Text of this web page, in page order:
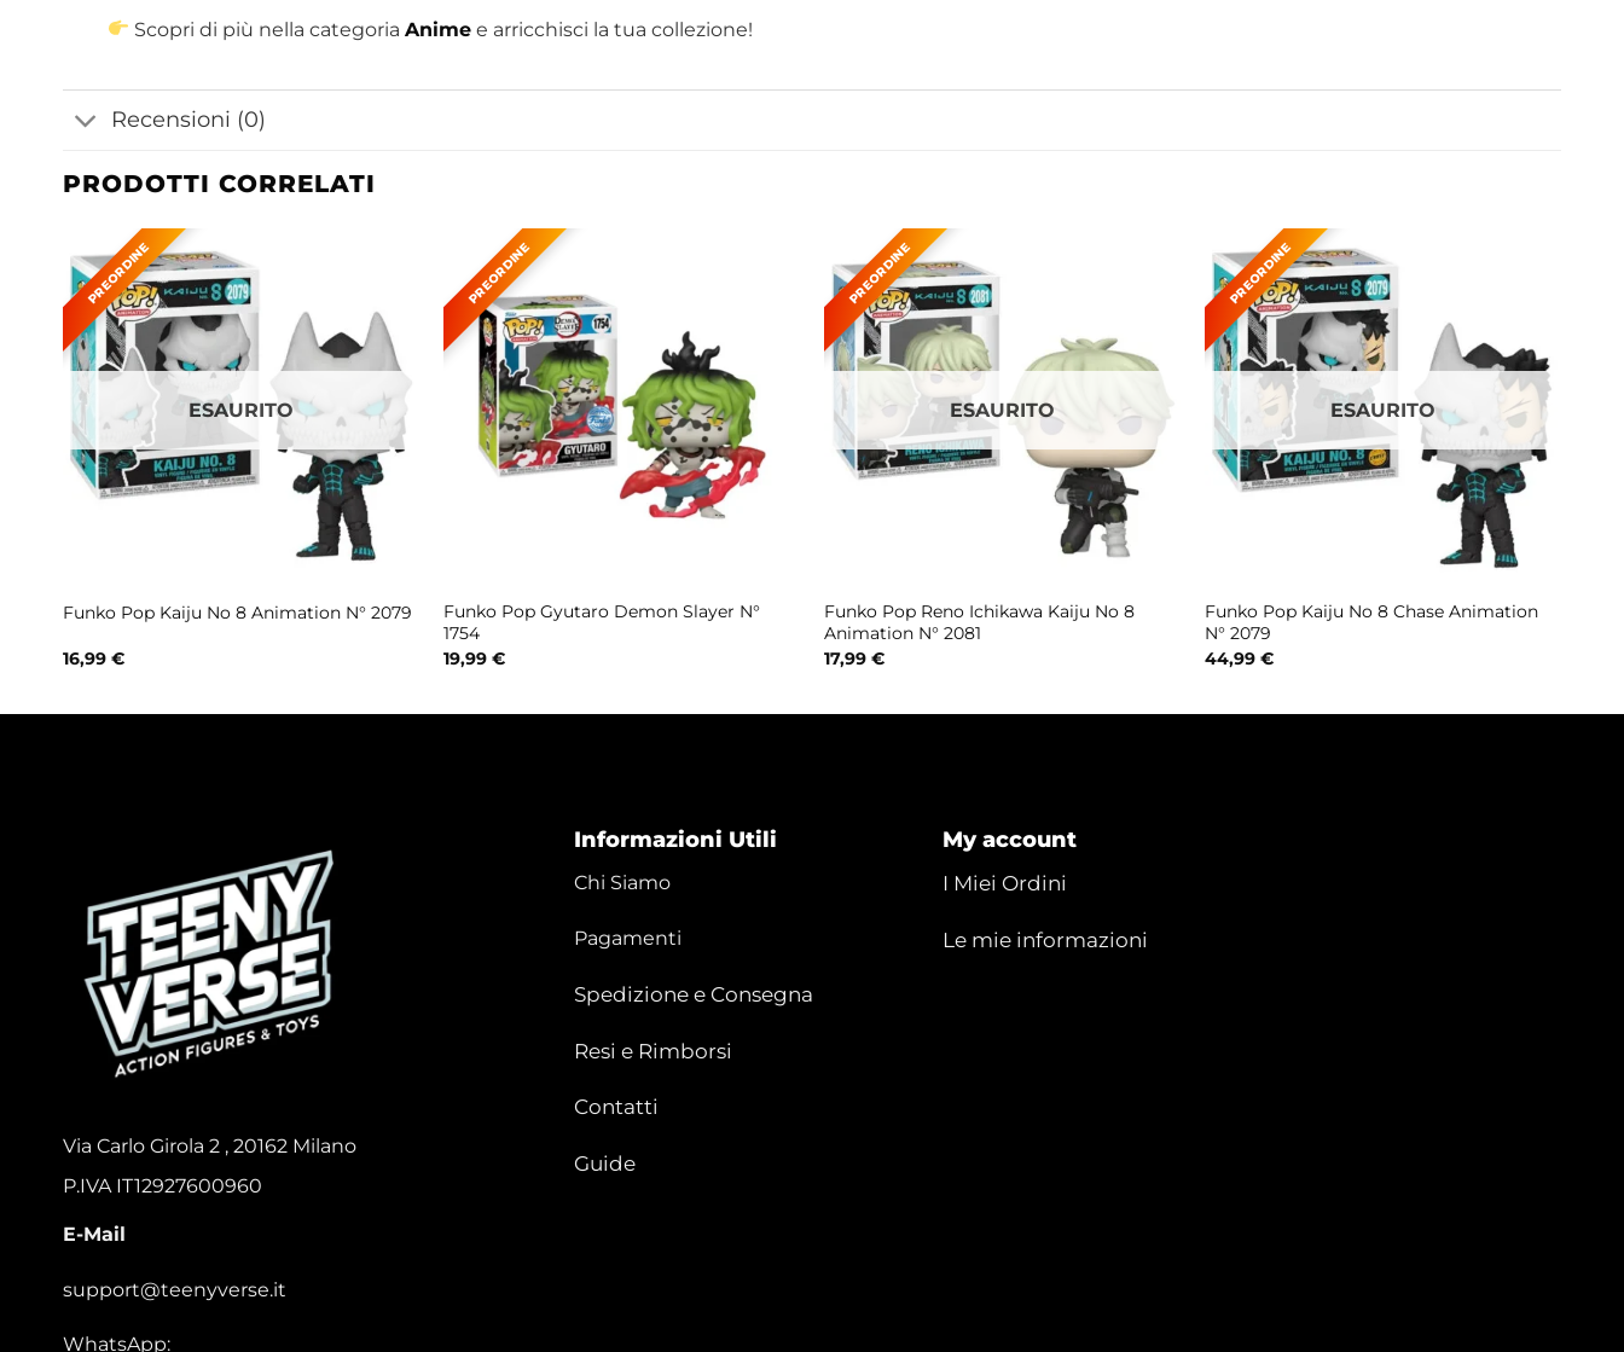
Scopri di più nella categoriaAnime e arricchisci la tua collezione!
Recensioni (0)
PRODOTTI CORRELATI
ESAURITO
Funko Pop Kaiju No 8 Animation N° 2079
16,99 €
Funko Pop Gyutaro Demon Slayer N°
1754
19,99 €
ESAURITO
Funko Pop Reno Ichikawa Kaiju No 8
Animation N° 2081
17,99 €
ESAURITO
Funko Pop Kaiju No 8 Chase Animation
N° 2079
44,99 €
Via Carlo Girola 2 , 20162 Milano
P.IVA IT12927600960
E-Mail
support@teenyverse.it
WhatsApp:
Informazioni Utili
Chi Siamo
Pagamenti
Spedizione e Consegna
Resi e Rimborsi
Contatti
Guide
My account
I Miei Ordini
Le mie informazioni